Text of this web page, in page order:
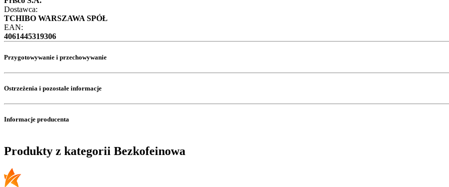
Dostawca:
TCHIBO WARSZAWA SPÓŁ
EAN:
4061445319306
Przygotowywanie i przechowywanie
Ostrzeżenia i pozostałe informacje
Informacje producenta
Produkty z kategorii Bezkofeinowa